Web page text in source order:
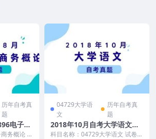
历年自考真
题
电子商
务概论 试
04729大学语
文
历年自考真
题
2018年10月自考大学语文真
题和答案
科目名称：04729大学语文 试卷全